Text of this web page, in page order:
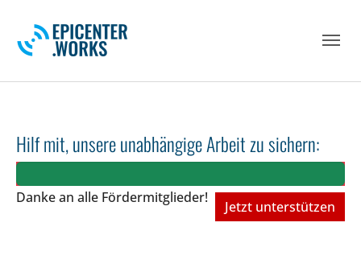
Hilf mit, unsere unabhängige Arbeit zu sichern:
Danke an alle Fördermitglieder!
Jetzt unterstützen